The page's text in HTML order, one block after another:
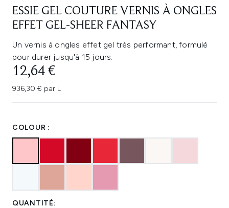
ESSIE GEL COUTURE VERNIS À ONGLES
EFFET GEL-SHEER FANTASY
Un vernis à ongles effet gel très performant, formulé
pour durer jusqu'à 15 jours.
12,64 €
936,30 € par L
COLOUR :
QUANTITÉ: